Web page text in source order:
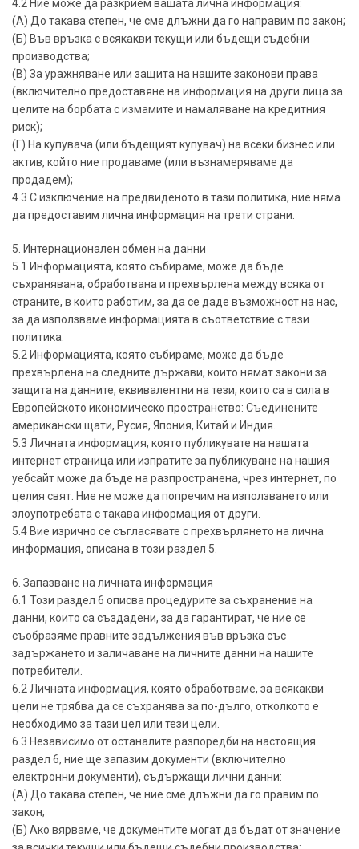
4.2 Ние може да разкрием вашата лична информация:
(А) До такава степен, че сме длъжни да го направим по закон;
(Б) Във връзка с всякакви текущи или бъдещи съдебни
производства;
(В) За уражняване или защита на нашите законови права
(включително предоставяне на информация на други лица за
целите на борбата с измамите и намаляване на кредитния
риск);
(Г) На купувача (или бъдещият купувач) на всеки бизнес или
актив, който ние продаваме (или възнамеряваме да
продадем);
4.3 С изключение на предвиденото в тази политика, ние няма
да предоставим лична информация на трети страни.
5. Интернационален обмен на данни
5.1 Информацията, която събираме, може да бъде
съхранявана, обработвана и прехвърлена между всяка от
страните, в които работим, за да се даде възможност на нас,
за да използваме информацията в съответствие с тази
политика.
5.2 Информацията, която събираме, може да бъде
прехвърлена на следните държави, които нямат закони за
защита на данните, еквивалентни на тези, които са в сила в
Европейското икономическо пространство: Съединените
американски щати, Русия, Япония, Китай и Индия.
5.3 Личната информация, която публикувате на нашата
интернет страница или изпратите за публикуване на нашия
уебсайт може да бъде на разпространена, чрез интернет, по
целия свят. Ние не може да попречим на използването или
злоупотребата с такава информация от други.
5.4 Вие изрично се съгласявате с прехвърлянето на лична
информация, описана в този раздел 5.
6. Запазване на личната информация
6.1 Този раздел 6 описва процедурите за съхранение на
данни, които са създадени, за да гарантират, че ние се
съобразяме правните задължения във връзка със
задържането и заличаване на личните данни на нашите
потребители.
6.2 Личната информация, която обработваме, за всякакви
цели не трябва да се съхранява за по-дълго, отколкото е
необходимо за тази цел или тези цели.
6.3 Независимо от останалите разпоредби на настоящия
раздел 6, ние ще запазим документи (включително
електронни документи), съдържащи лични данни:
(А) До такава степен, че ние сме длъжни да го правим по
закон;
(Б) Ако вярваме, че документите могат да бъдат от значение